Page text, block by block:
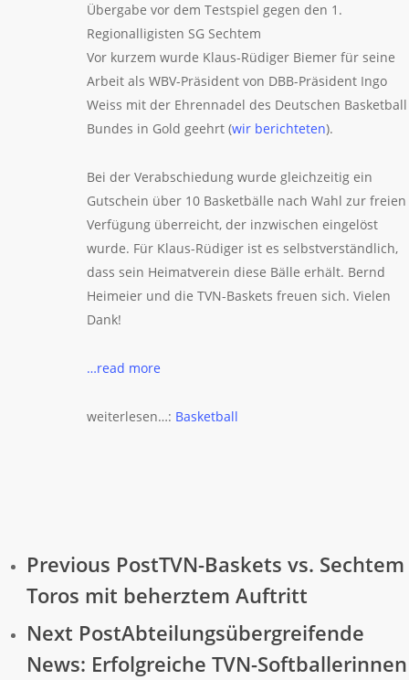
Übergabe vor dem Testspiel gegen den 1.
Regionalligisten SG Sechtem
Vor kurzem wurde Klaus-Rüdiger Biemer für seine
Arbeit als WBV-Präsident von DBB-Präsident Ingo
Weiss mit der Ehrennadel des Deutschen Basketball
Bundes in Gold geehrt (wir berichteten).
Bei der Verabschiedung wurde gleichzeitig ein
Gutschein über 10 Basketbälle nach Wahl zur freien
Verfügung überreicht, der inzwischen eingelöst
wurde. Für Klaus-Rüdiger ist es selbstverständlich,
dass sein Heimatverein diese Bälle erhält. Bernd
Heimeier und die TVN-Baskets freuen sich. Vielen
Dank!
…read more
weiterlesen…: Basketball
Previous PostTVN-Baskets vs. Sechtem
Toros mit beherztem Auftritt
Next PostAbteilungsübergreifende
News: Erfolgreiche TVN-Softballerinnen